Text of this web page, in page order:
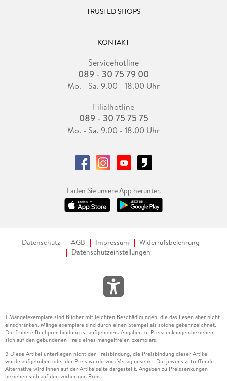
TRUSTED SHOPS
KONTAKT
Servicehotline
089 - 30 75 79 00
Mo. - Sa. 9.00 - 18.00 Uhr
Filialhotline
089 - 30 75 75 75
Mo. - Sa. 9.00 - 18.00 Uhr
Laden Sie unsere App herunter.
Datenschutz AGB Impressum
Widerrufsbelehrung
Datenschutzeinstellungen
1 Mängelexemplare sind Bücher mit leichten Beschädigungen, die das Lesen aber nicht
einschränken. Mängelexemplare sind durch einen Stempel als solche gekennzeichnet.
Die frühere Buchpreisbindung ist aufgehoben. Angaben zu Preissenkungen beziehen
sich auf den gebundenen Preis eines mangelfreien Exemplars.
2 Diese Artikel unterliegen nicht der Preisbindung, die Preisbindung dieser Artikel
wurde aufgehoben oder der Preis wurde vom Verlag gesenkt. Die jeweils zutreffende
Alternative wird Ihnen auf der Artikelseite dargestellt. Angaben zu Preissenkungen
beziehen sich auf den vorherigen Preis.